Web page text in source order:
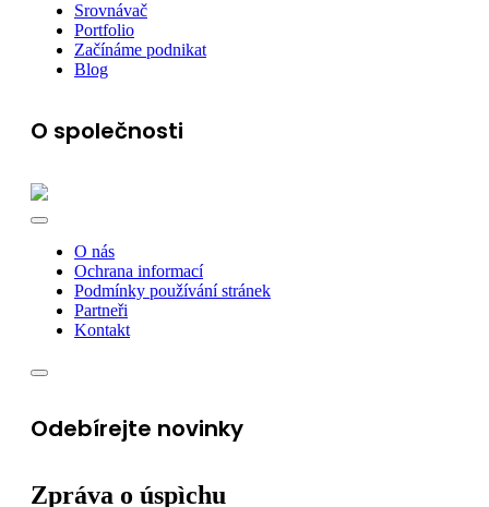
Srovnávač
Portfolio
Začínáme podnikat
Blog
O společnosti
O nás
Ochrana informací
Podmínky používání stránek
Partneři
Kontakt
Odebírejte novinky
Zpráva o úspìchu